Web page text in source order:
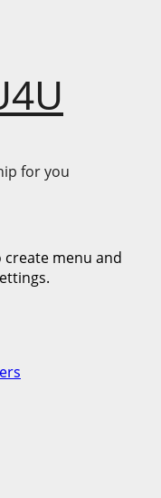
for you
create menu and